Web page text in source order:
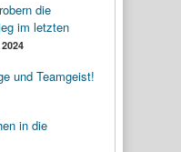
die
im letzten
und Teamgeist!
in die